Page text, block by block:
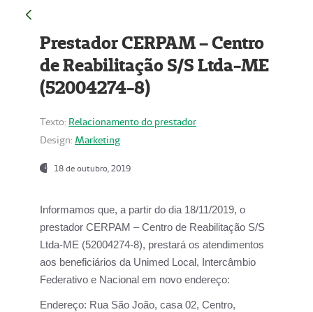
Prestador CERPAM – Centro
de Reabilitação S/S Ltda-ME
(52004274-8)
Texto: Relacionamento do prestador
Design: Marketing
18 de outubro, 2019
Informamos que, a partir do dia 18/11/2019, o
prestador CERPAM – Centro de Reabilitação S/S
Ltda-ME (52004274-8), prestará os atendimentos
aos beneficiários da Unimed Local, Intercâmbio
Federativo e Nacional em novo endereço:
Endereço: Rua São João, casa 02, Centro,